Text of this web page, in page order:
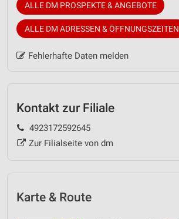
ALLE DM PROSPEKTE & ANGEBOTE
ALLE DM ADRESSEN & ÖFFNUNGSZEITEN
Fehlerhafte Daten melden
Kontakt zur Filiale
4923172592645
Zur Filialseite von dm
Karte & Route